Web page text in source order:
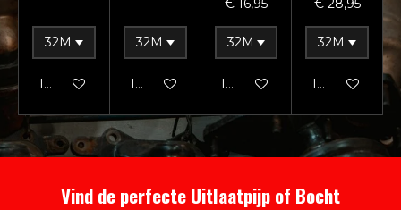
In winkelwagenIn winkelwagen
€ 16,95
In winkelwagen
€ 28,95
In
Vind de perfecteUitlaatpijp of Bocht